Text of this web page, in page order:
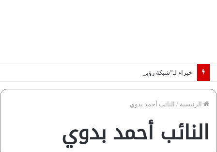
خبراء لـ”شبكة رؤية”: «اتفاق مكة» يغيّر قواعد اللعبة بالشرق الأوسط
الرئيسية / النائب أحمد بدوي
النائب أحمد بدوي